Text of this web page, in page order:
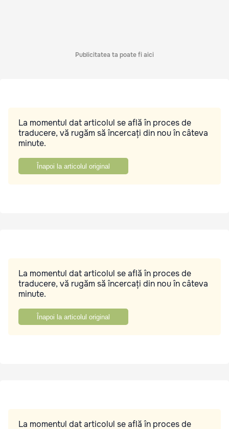
Publicitatea ta poate fi aici
La momentul dat articolul se află în proces de
traducere, vă rugăm să încercați din nou în câteva
minute.
Înapoi la articolul original
La momentul dat articolul se află în proces de
traducere, vă rugăm să încercați din nou în câteva
minute.
Înapoi la articolul original
La momentul dat articolul se află în proces de